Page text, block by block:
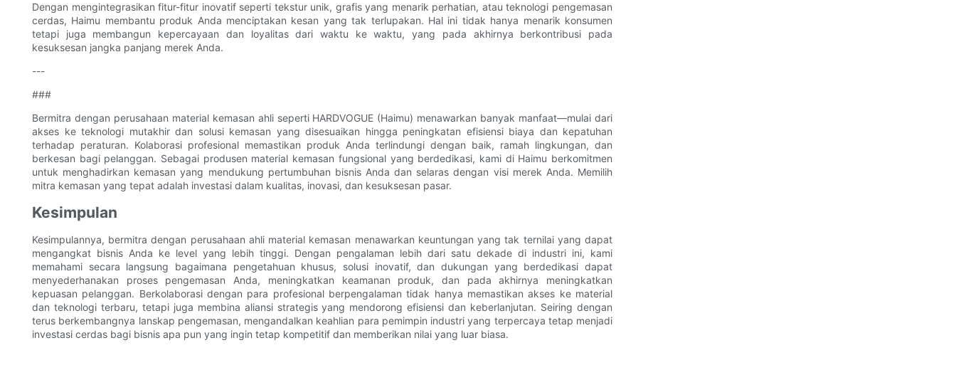
Dengan mengintegrasikan fitur-fitur inovatif seperti tekstur unik, grafis yang menarik perhatian, atau teknologi pengemasan
cerdas, Haimu membantu produk Anda menciptakan kesan yang tak terlupakan. Hal ini tidak hanya menarik konsumen
tetapi juga membangun kepercayaan dan loyalitas dari waktu ke waktu, yang pada akhirnya berkontribusi pada
kesuksesan jangka panjang merek Anda.
---
###
Bermitra dengan perusahaan material kemasan ahli seperti HARDVOGUE (Haimu) menawarkan banyak manfaat—mulai dari
akses ke teknologi mutakhir dan solusi kemasan yang disesuaikan hingga peningkatan efisiensi biaya dan kepatuhan
terhadap peraturan. Kolaborasi profesional memastikan produk Anda terlindungi dengan baik, ramah lingkungan, dan
berkesan bagi pelanggan. Sebagai produsen material kemasan fungsional yang berdedikasi, kami di Haimu berkomitmen
untuk menghadirkan kemasan yang mendukung pertumbuhan bisnis Anda dan selaras dengan visi merek Anda. Memilih
mitra kemasan yang tepat adalah investasi dalam kualitas, inovasi, dan kesuksesan pasar.
Kesimpulan
Kesimpulannya, bermitra dengan perusahaan ahli material kemasan menawarkan keuntungan yang tak ternilai yang dapat
mengangkat bisnis Anda ke level yang lebih tinggi. Dengan pengalaman lebih dari satu dekade di industri ini, kami
memahami secara langsung bagaimana pengetahuan khusus, solusi inovatif, dan dukungan yang berdedikasi dapat
menyederhanakan proses pengemasan Anda, meningkatkan keamanan produk, dan pada akhirnya meningkatkan
kepuasan pelanggan. Berkolaborasi dengan para profesional berpengalaman tidak hanya memastikan akses ke material
dan teknologi terbaru, tetapi juga membina aliansi strategis yang mendorong efisiensi dan keberlanjutan. Seiring dengan
terus berkembangnya lanskap pengemasan, mengandalkan keahlian para pemimpin industri yang terpercaya tetap menjadi
investasi cerdas bagi bisnis apa pun yang ingin tetap kompetitif dan memberikan nilai yang luar biasa.